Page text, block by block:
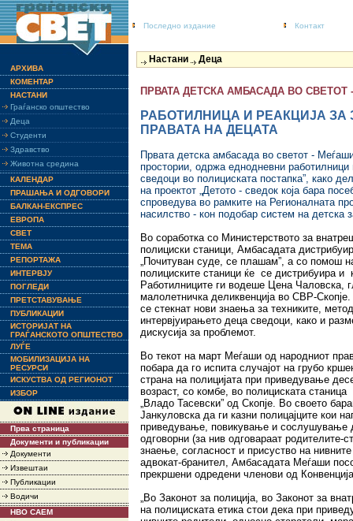
Последно издание Контакт
АРХИВА
КОМЕНТАР
НАСТАНИ
Граѓанско општество
Деца
Студенти
Здравство
Животна средина
КАЛЕНДАР
ПРАШАЊА И ОДГОВОРИ
БАЛКАН-ЕКСПРЕС
ЕВРОПА
СВЕТ
ТЕМА
РЕПОРТАЖА
ИНТЕРВЈУ
ПОГЛЕДИ
ПРЕТСТАВУВАЊЕ
ПУБЛИКАЦИИ
ИСТОРИЈАТ НА
ГРАЃАНСКОТО ОПШТЕСТВО
ЛУЃЕ
МОБИЛИЗАЦИЈА НА
РЕСУРСИ
ИСКУСТВА ОД РЕГИОНОТ
ИЗБОР
Прва страница
Документи и публикации
Документи
Извештаи
Публикации
Водичи
НВО САЕМ
Настани Деца
ПРВАТА ДЕТСКА АМБАСАДА ВО СВЕТОТ
РАБОТИЛНИЦА И РЕАКЦИЈА ЗА
ПРАВАТА НА ДЕЦАТА
Првата детска амбасада во светот -
простории, одржа еднодневни
сведоци во полициската постапка”, како
на проектот „Детото - сведок која бара
спроведува во рамките на Регионалната
насилство - кон подобар систем на детска
Во соработка со Министерството за
полициски станици, Амбасадата
„Почитуван суде, се плашам”, а со помош
полициските станици ќе се дистрибуира и
Работилниците ги водеше Цена Чаловска,
малолетничка деликвенција во СВР-
се стекнат нови знаења за техниките,
интервјуирањето деца сведоци, како и
дискусија за проблемот.
Во текот на март Меѓаши од народниот
побара да го испита случајот на грубо
страна на полицијата при приведување
возраст, со комбе, во полициската
„Владо Тасевски” од Скопје. Во своето
Јанкуловска да ги казни полицајците кои
приведување, повикување и сослушување
одговорни (за нив одговараат родителите-
знаење, согласност и присуство на
адвокат-бранител, Амбасадата Меѓаши
прекршени одредени членови од
„Во Законот за полиција, во Законот за
на полициската етика стои дека при